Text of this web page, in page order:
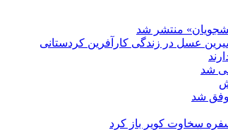
منتشر شد
عسل‌ در زندگی کارآفرین کردستانی
شد
شد
سخاوت کویر باز کرد